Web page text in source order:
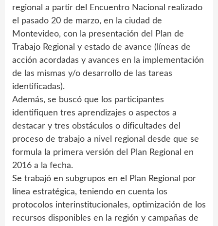
regional a partir del Encuentro Nacional realizado
el pasado 20 de marzo, en la ciudad de
Montevideo, con la presentación del Plan de
Trabajo Regional y estado de avance (líneas de
acción acordadas y avances en la implementación
de las mismas y/o desarrollo de las tareas
identificadas).
Además, se buscó que los participantes
identifiquen tres aprendizajes o aspectos a
destacar y tres obstáculos o dificultades del
proceso de trabajo a nivel regional desde que se
formula la primera versión del Plan Regional en
2016 a la fecha.
Se trabajó en subgrupos en el Plan Regional por
línea estratégica, teniendo en cuenta los
protocolos interinstitucionales, optimización de los
recursos disponibles en la región y campañas de